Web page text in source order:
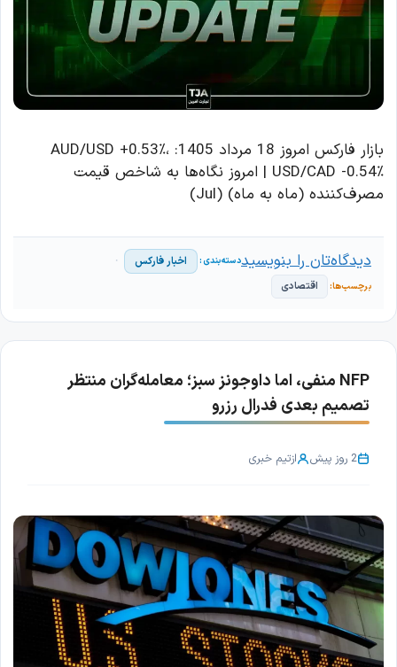
بازار فارکس امروز 18 مرداد 1405: AUD/USD +0.53٪،
USD/CAD -0.54٪ | امروز نگاه‌ها به شاخص قیمت
مصرف‌کننده (ماه به ماه) (Jul)
اخبار فارکس
اقتصادی
دیدگاه‌تان را بنویسید
NFP منفی، اما داوجونز سبز؛ معامله‌گران منتظر
تصمیم بعدی فدرال رزرو
2 روز پیش ازتیم خبری